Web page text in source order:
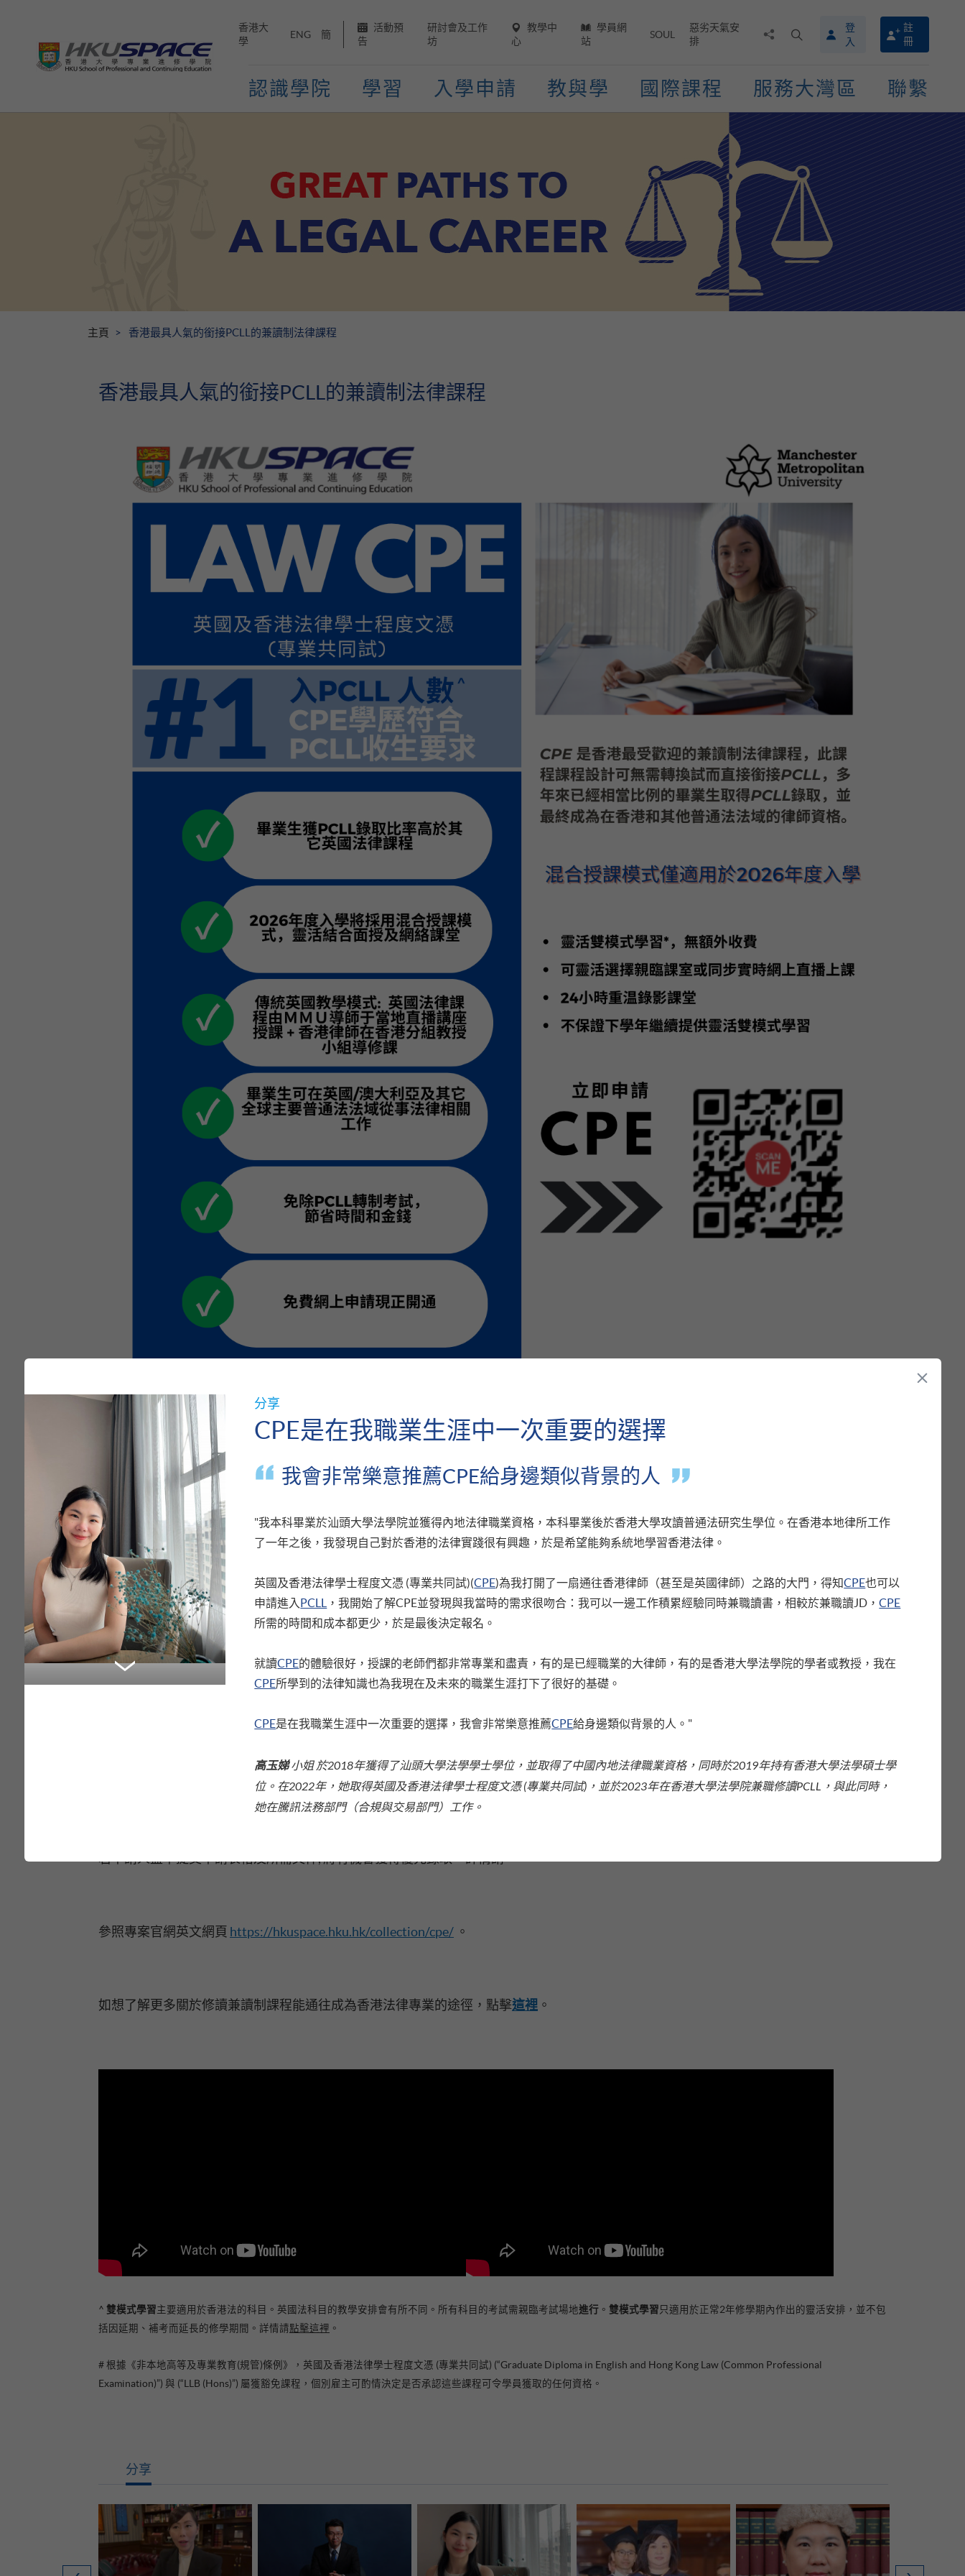
香港大
學
ENG 簡
活動預
告
研討會及工作
坊
教學中
心
學員網
站
SOUL
惡劣天氣安
排
尋
介
面
登
入
註
冊
認識學院 學習 入學申請 教與學 國際課程 服務大灣區 聯繫
主頁 香港最具人氣的銜接PCLL的兼讀制法律課程
香港最具人氣的銜接PCLL的兼讀制法律課程
【2026年8月3日更新】
英國及香港法律學士程度文憑 (專業共同試) （“CPE”）是HKU SPACE與英國曼徹斯特都會大學聯合打造的兼讀制法律課程，現正接受報名
。課程在香港舉辦有超過30年歷史，是本港最具人氣的銜接PCLL的兼讀制法律課程。畢業生在完成兩年的CPE學習後，可選擇繼續修讀為
期一年的銜接榮譽法律學士學位課程
發文憑為英國政府所認可的法律學歷證書，畢業生可對接當地相關法學深造課程或執業資格考試以獲取在英國、澳洲等普通法法域的律師執
業資格。
業和盡責，很多是香港執業大律師和港大法律學院的學者和教授。CPE為其未來職業發展打下良好基礎，是其職業生涯中一次重要的選擇。
https://hkuspace.hku.hk/cht/collection/cpe/?url=gaoyudi）。 更多校友和應屆畢業生的分享請關注我們的YouTube頻道。
若申請人盡早提交申請表格及所需文件, 將有機會獲得優先錄取，詳情請
參照專案官網英文網頁 https://hkuspace.hku.hk/collection/cpe/ 。
如想了解更多關於修讀兼讀制課程能通往成為香港法律專業的途徑，點擊這裡 。
^ 雙模式學習主要適用於香港法的科目。英國法科目的教學安排會有所不同。所有科目的考試需親臨考試場地進行 。 雙模式學習 只適用於正常2年修學期內作出的靈活安排，並不包
括因延期、補考而延長的修學期間。詳情請點擊這裡 。
# 根據《非本地高等及專業教育(規管)條例》，英國及香港法律學士程度文憑 (專業共同試) (“Graduate Diploma in English and Hong Kong Law (Common Professional
Examination)”) 與 (“LLB (Hons)”) 屬獲豁免課程，個別雇主可酌情決定是否承認這些課程可令學員獲取的任何資格。
分享
分享
CPE是在我職業生涯中一次重要的選擇
我會非常樂意推薦CPE給身邊類似背景的人
"我本科畢業於汕頭大學法學院並獲得內地法律職業資格，本科畢業後於香港大學攻讀普通法研究生學位。在香港本地律所工作
了一年之後，我發現自己對於香港的法律實踐很有興趣，於是希望能夠系統地學習香港法律。
英國及香港法律學士程度文憑 (專業共同試)(CPE)為我打開了一扇通往香港律師（甚至是英國律師）之路的大門，得知CPE也可以
申請進入 PCLL ，我開始了解CPE並發現與我當時的需求很吻合：我可以一邊工作積累經驗同時兼職讀書，相較於兼職讀JD，CPE
所需的時間和成本都更少，於是最後決定報名。
就讀CPE的體驗很好，授課的老師們都非常專業和盡責，有的是已經職業的大律師，有的是香港大學法學院的學者或教授，我在
CPE所學到的法律知識也為我現在及未來的職業生涯打下了很好的基礎。
CPE是在我職業生涯中一次重要的選擇，我會非常樂意推薦CPE給身邊類似背景的人。"
高玉娣小姐於2018年獲得了汕頭大學法學學士學位，並取得了中國內地法律職業資格，同時於2019年持有香港大學法學碩士學
位。在2022年，她取得英國及香港法律學士程度文憑 (專業共同試) ，並於2023年在香港大學法學院兼職修讀PCLL ，與此同時，
她在騰訊法務部門（合規與交易部門）工作。